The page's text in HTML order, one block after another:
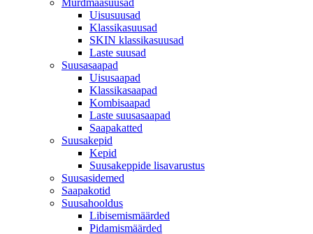
Murdmaasuusad
Uisusuusad
Klassikasuusad
SKIN klassikasuusad
Laste suusad
Suusasaapad
Uisusaapad
Klassikasaapad
Kombisaapad
Laste suusasaapad
Saapakatted
Suusakepid
Kepid
Suusakeppide lisavarustus
Suusasidemed
Saapakotid
Suusahooldus
Libisemismäärded
Pidamismäärded